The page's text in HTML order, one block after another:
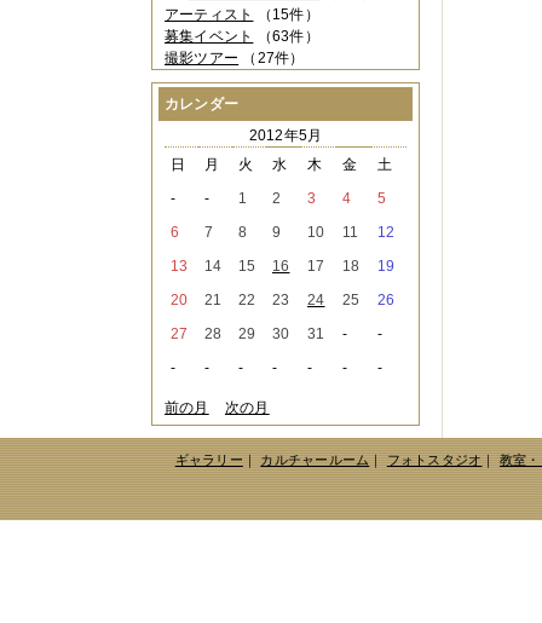
2021年12月（2件）
2021年11月（3件）
2021年10月
（1件）
2021年08月
2021年07月（1件）
（3件）
2021年05月（2件）
2021年03月 （3件）
2021年02月 （1件）
2020年12月（3件）
2020年11月（6件）
2020年09月（5件）
2020年06月（2件）
2020年04月（4件）
2020年03月（9件）
2020年02月（3件）
2020年01月（5件）
2019年12月（3件）
アーティスト
（15件）
募集イベント
（63件）
撮影ツアー （27件）
カレンダー
2012年5月
日
月 火 水 木 金
土
-
- 1 2 3 4
5
6
7 8 9 10 11
12
13
14 15 16 17 18
19
20
21 22 23 24 25
26
27
28 29 30 31 -
-
-
- - - - - -
前の月 次の月
ギャラリー｜ カルチャールーム｜ フォトスタジオ｜ 教室